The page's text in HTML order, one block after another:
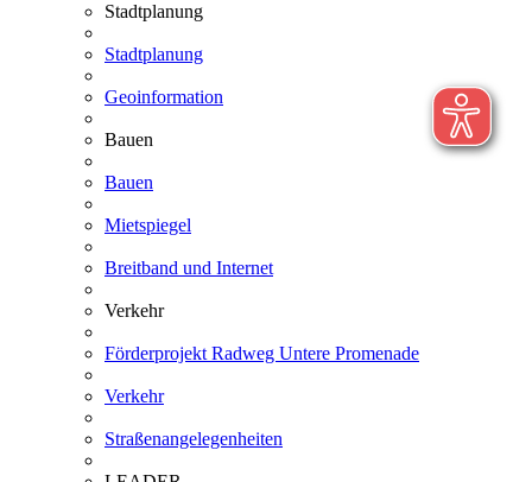
Stadtplanung
Stadtplanung
Geoinformation
Bauen
Bauen
Mietspiegel
Breitband und Internet
Verkehr
Förderprojekt Radweg Untere Promenade
Verkehr
Straßenangelegenheiten